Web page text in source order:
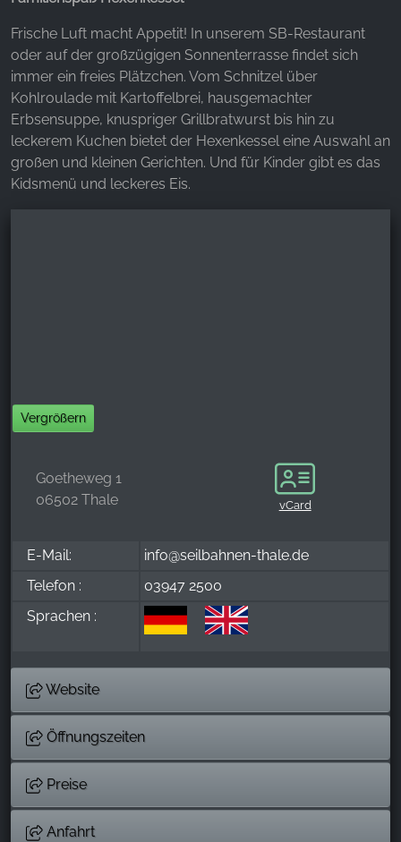
Frische Luft macht Appetit! In unserem SB-Restaurant
oder auf der großzügigen Sonnenterrasse findet sich
immer ein freies Plätzchen. Vom Schnitzel über
Kohlroulade mit Kartoffelbrei, hausgemachter
Erbsensuppe, knuspriger Grillbratwurst bis hin zu
leckerem Kuchen bietet der Hexenkessel eine Auswahl an
großen und kleinen Gerichten. Und für Kinder gibt es das
Kidsmenü und leckeres Eis.
Vergrößern
Goetheweg 1
06502 Thale
vCard
E-Mail:
info@seilbahnen-thale.de
Telefon :
03947 2500
Sprachen :
Website
Öffnungszeiten
Preise
Anfahrt